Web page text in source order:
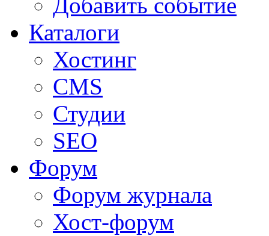
Каталоги
Хостинг
CMS
Студии
SEO
Форум
Форум журнала
Хост-форум